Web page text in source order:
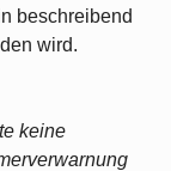
beschreibend
wird.
keine